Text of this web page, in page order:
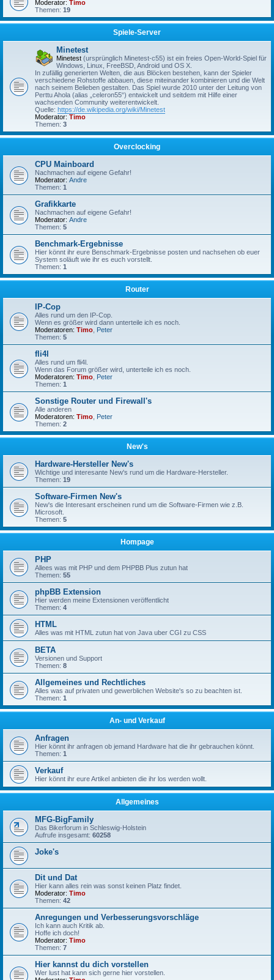
Moderator: Timo
Themen: 19
Spiele-Server
Minetest
Minetest (ursprünglich Minetest-c55) ist ein freies Open-World-Spiel für
Windows, Linux, FreeBSD, Android und OS X.
In zufällig generierten Welten, die aus Blöcken bestehen, kann der Spieler
verschiedene Rohstoffe abbauen, diese miteinander kombinieren und die Welt
nach seinem Belieben gestalten. Das Spiel wurde 2010 unter der Leitung von
Perttu Ahola (alias „celeron55“) entwickelt und seitdem mit Hilfe einer
wachsenden Community weiterentwickelt.
Quelle: https://de.wikipedia.org/wiki/Minetest
Moderator: Timo
Themen: 3
Overclocking
CPU Mainboard
Nachmachen auf eigene Gefahr!
Moderator: Andre
Themen: 1
Grafikkarte
Nachmachen auf eigene Gefahr!
Moderator: Andre
Themen: 5
Benchmark-Ergebnisse
Hier könnt ihr eure Benschmark-Ergebnisse posten und nachsehen ob euer
System soläuft wie ihr es euch vorstellt.
Themen: 1
Router
IP-Cop
Alles rund um den IP-Cop.
Wenn es größer wird dann unterteile ich es noch.
Moderatoren: Timo Peter
Themen: 5
fli4l
Alles rund um fli4l.
Wenn das Forum größer wird, unterteile ich es noch.
Moderatoren: Timo Peter
Themen: 1
Sonstige Router und Firewall's
Alle anderen
Moderatoren: Timo Peter
Themen: 2
New's
Hardware-Hersteller New's
Wichtige und interesante New's rund um die Hardware-Hersteller.
Themen: 19
Software-Firmen New's
New's die Interesant erscheinen rund um die Software-Firmen wie z.B.
Microsoft.
Themen: 5
Hompage
PHP
Allees was mit PHP und dem PHPBB Plus zutun hat
Themen: 55
phpBB Extension
Hier werden meine Extensionen veröffentlicht
Themen: 4
HTML
Alles was mit HTML zutun hat von Java uber CGI zu CSS
BETA
Versionen und Support
Themen: 8
Allgemeines und Rechtliches
Alles was auf privaten und gewerblichen Website's so zu beachten ist.
Themen: 1
An- und Verkauf
Anfragen
Hier könnt ihr anfragen ob jemand Hardware hat die ihr gebrauchen könnt.
Themen: 1
Verkauf
Hier könnt ihr eure Artikel anbieten die ihr los werden wollt.
Allgemeines
MFG-BigFamily
Das Bikerforum in Schleswig-Holstein
Aufrufe insgesamt: 60258
Joke's
Dit und Dat
Hier kann alles rein was sonst keinen Platz findet.
Moderator: Timo
Themen: 42
Anregungen und Verbesserungsvorschläge
Ich kann auch Kritik ab.
Hoffe ich doch!
Moderator: Timo
Themen: 7
Hier kannst du dich vorstellen
Wer lust hat kann sich gerne hier vorstellen.